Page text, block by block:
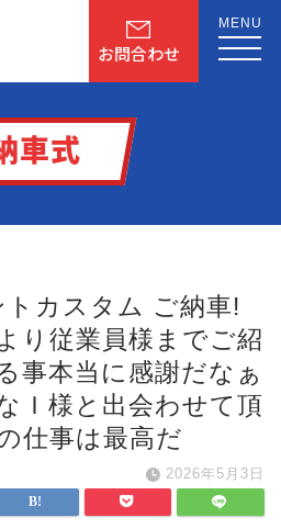
お問合わせ
MENU
車式
カスタム ご納車!
り 従業員様までご紹
事本当に感謝だなぁ
Ｉ様と出会わせて頂
仕事は最高だ
2026年5月3日